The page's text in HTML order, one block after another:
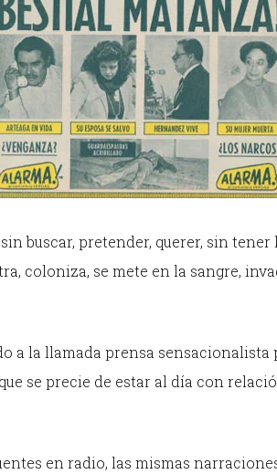
buscar, pretender, querer, sin
coloniza, se mete en la sangre,
a la llamada prensa sensacionalista
se precie de estar al día con
en radio, las mismas